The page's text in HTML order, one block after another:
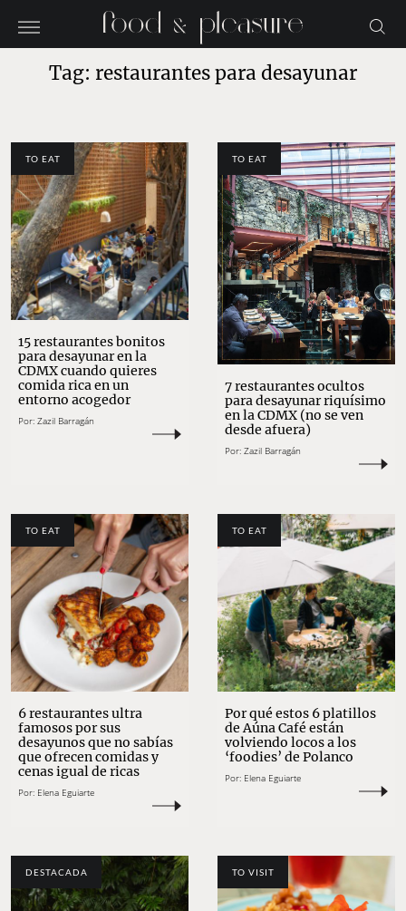
Tag: restaurantes para desayunar
TO EAT
15 restaurantes bonitos
para desayunar en la
CDMX cuando quieres
comida rica en un
entorno acogedor
Por: Zazil Barragán
TO EAT
7 restaurantes ocultos
para desayunar riquísimo
en la CDMX (no se ven
desde afuera)
Por: Zazil Barragán
TO EAT
6 restaurantes ultra
famosos por sus
desayunos que no sabías
que ofrecen comidas y
cenas igual de ricas
Por: Elena Eguiarte
TO EAT
Por qué estos 6 platillos
de Aúna Café están
volviendo locos a los
‘foodies’ de Polanco
Por: Elena Eguiarte
DESTACADA TO VISIT